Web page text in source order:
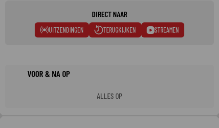
DIRECT NAAR
UITZENDINGEN TERUGKIJKEN STREAMEN
VOOR & NA OP
ALLES OP